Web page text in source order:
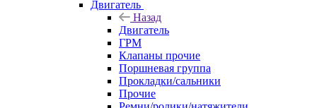
Двигатель
Назад
Двигатель
ГРМ
Клапаны прочие
Поршневая группа
Прокладки/сальники
Прочие